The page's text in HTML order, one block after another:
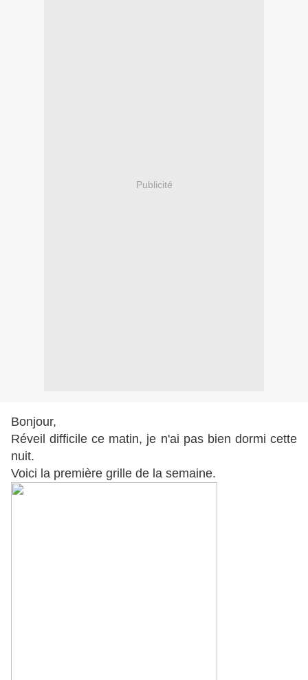
Publicité
Bonjour,
Réveil difficile ce matin, je n'ai pas bien dormi cette
nuit.
Voici la première grille de la semaine.